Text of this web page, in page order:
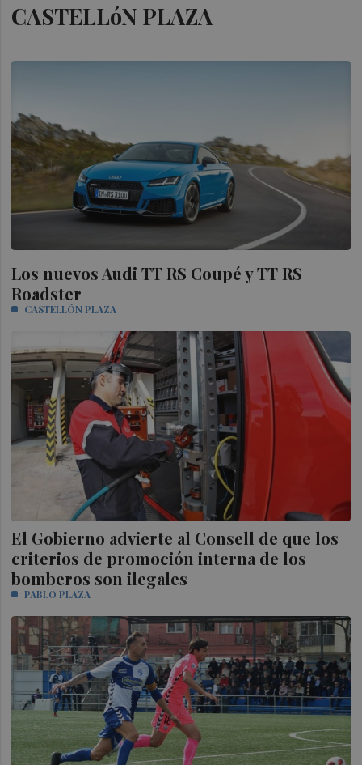
CASTELLóN PLAZA
Los nuevos Audi TT RS Coupé y TT RS
Roadster
CASTELLÓN PLAZA
El Gobierno advierte al Consell de que los
criterios de promoción interna de los
bomberos son ilegales
PABLO PLAZA